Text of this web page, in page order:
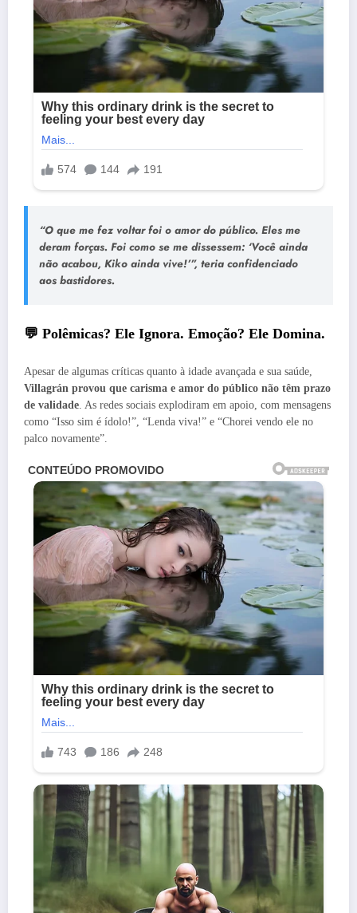
“O que me fez voltar foi o amor do público. Eles me
deram forças. Foi como se me dissessem: ‘Você ainda
não acabou, Kiko ainda vive!’”, teria confidenciado
aos bastidores.
💬 Polêmicas? Ele Ignora. Emoção? Ele Domina.
Apesar de algumas críticas quanto à idade avançada e sua saúde,
Villagrán provou que carisma e amor do público não têm prazo
de validade . As redes sociais explodiram em apoio, com mensagens
como “Isso sim é ídolo!”, “Lenda viva!” e “Chorei vendo ele no
palco novamente”.